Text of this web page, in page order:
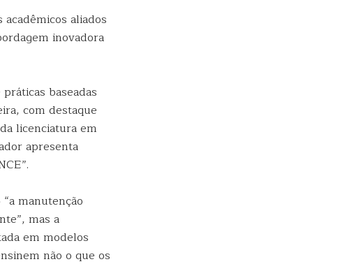
aliados
inovadora
baseadas
com destaque
licenciatura em
apresenta
manutenção
mas a
em modelos
não o que os